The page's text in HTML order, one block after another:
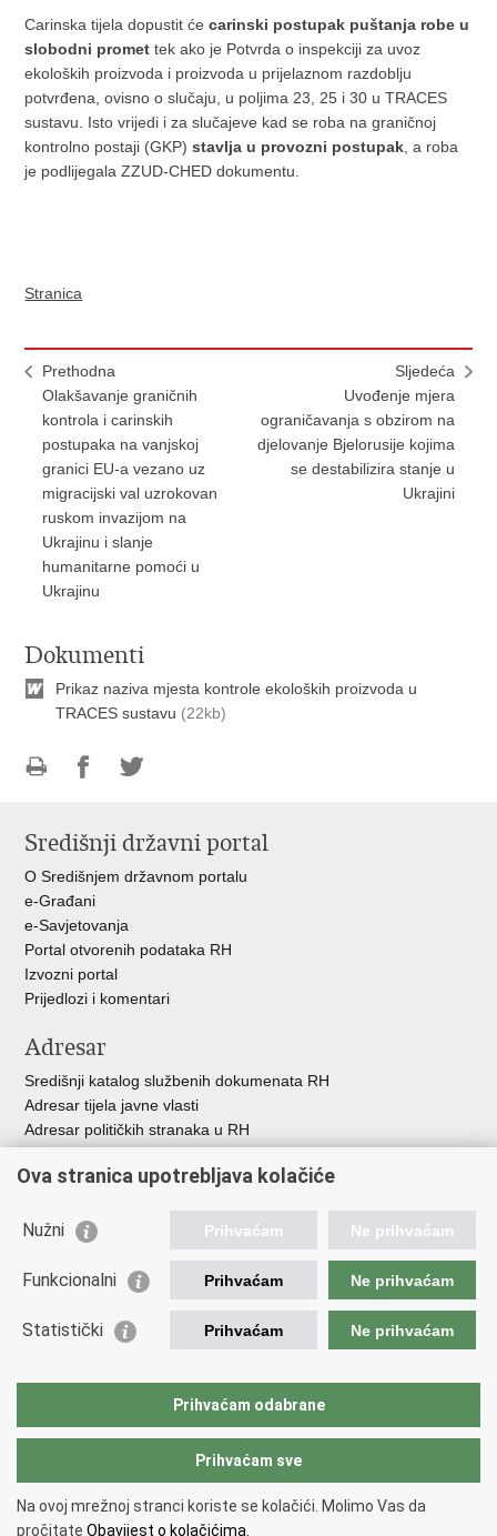
Carinska tijela dopustit ćecarinski postupak puštanja robe u
slobodni promet tek ako je Potvrda o inspekciji za uvoz
ekoloških proizvoda i proizvoda u prijelaznom razdoblju
potvrđena, ovisno o slučaju, u poljima 23, 25 i 30 u TRACES
sustavu. Isto vrijedi i za slučajeve kad se roba na graničnoj
kontrolno postaji (GKP)stavlja u provozni postupak , a roba
je podlijegala ZZUD-CHED dokumentu.
Stranica
Prethodna
Olakšavanje graničnih
kontrola i carinskih
postupaka na vanjskoj
granici EU-a vezano uz
migracijski val uzrokovan
ruskom invazijom na
Ukrajinu i slanje
humanitarne pomoći u
Ukrajinu
Sljedeća
Uvođenje mjera
ograničavanja s obzirom na
djelovanje Bjelorusije kojima
se destabilizira stanje u
Ukrajini
Dokumenti
Prikaz naziva mjesta kontrole ekoloških proizvoda u
TRACES sustavu (22kb)
FacebookuTwitteru
Središnji državni portal
O Središnjem državnom portalu
e-Građani
e-Savjetovanja
Portal otvorenih podataka RH
Izvozni portal
Prijedlozi i komentari
Adresar
Središnji katalog službenih dokumenata RH
Adresar tijela javne vlasti
Adresar političkih stranaka u RH
Besplatni telefoni javne uprave
Važne poveznice
Vlada Republike Hrvatske
Europska komisija
Taxation and Customs Union
Copyright © 2026 Ministarstvo financija, Carinska uprava.
Ova stranica upotrebljava kolačiće
Nužni Prihvaćam Ne prihvaćam
Funkcionalni Prihvaćam Ne prihvaćam
Statistički Prihvaćam Ne prihvaćam
Prihvaćam odabrane
Prihvaćam sve
Na ovoj mrežnoj stranci koriste se kolačići. Molimo Vas da
pročitate Obavijest o kolačićima.